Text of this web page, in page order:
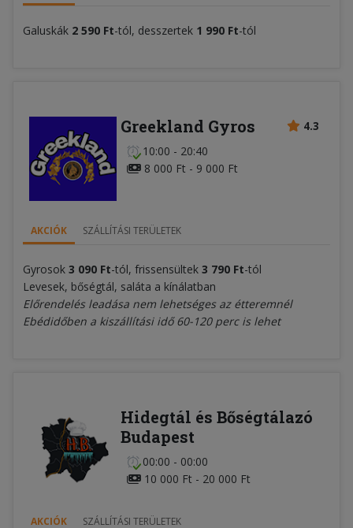
Galuskák 2 590 Ft-tól, desszertek 1 990 Ft-tól
4.3
Greekland Gyros
10:00 - 20:40
8 000 Ft - 9 000 Ft
AKCIÓK SZÁLLÍTÁSI TERÜLETEK
Gyrosok 3 090 Ft-tól, frissensültek 3 790 Ft-tól
Levesek, bőségtál, saláta a kínálatban
Előrendelés leadása nem lehetséges az étteremnél
Ebédidőben a kiszállítási idő 60-120 perc is lehet
Hidegtál és Bőségtálazó
Budapest
00:00 - 00:00
10 000 Ft - 20 000 Ft
AKCIÓK SZÁLLÍTÁSI TERÜLETEK